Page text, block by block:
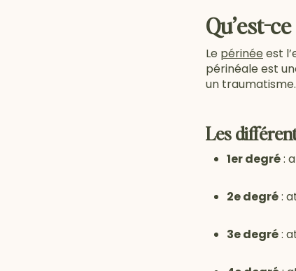
Qu’est-
Le périnéeest
périnéale est
un traumatisme.
Les
1er degré:
2e degré:
3e degré: